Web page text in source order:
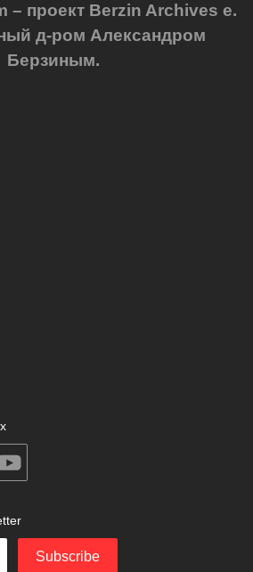
– проект Berzin Archives e.
д-ром Александром
Берзиным.
Subscribe